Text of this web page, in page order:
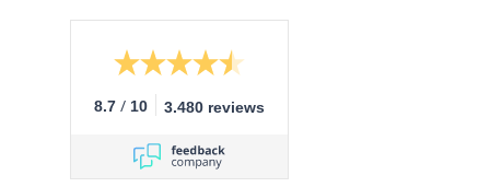
8.7 / 10 3.480 reviews